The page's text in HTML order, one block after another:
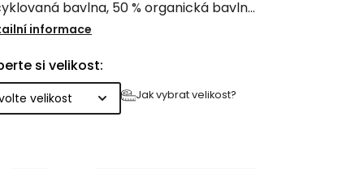
bavlna, 50 % organická bavlna)
320 g/m². Díky tomu je příjemná
prostředí.
informace
si velikost:
Jak vybrat velikost?